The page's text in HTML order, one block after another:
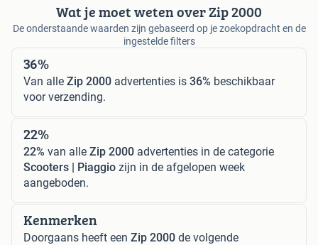
Wat je moet weten over Zip 2000
De onderstaande waarden zijn gebaseerd op je zoekopdracht en de
ingestelde filters
36%
Van alle Zip 2000 advertenties is 36% beschikbaar
voor verzending.
22%
22% van alle Zip 2000 advertenties in de categorie
Scooters | Piaggio zijn in de afgelopen week
aangeboden.
Kenmerken
Doorgaans heeft een Zip 2000 de volgende